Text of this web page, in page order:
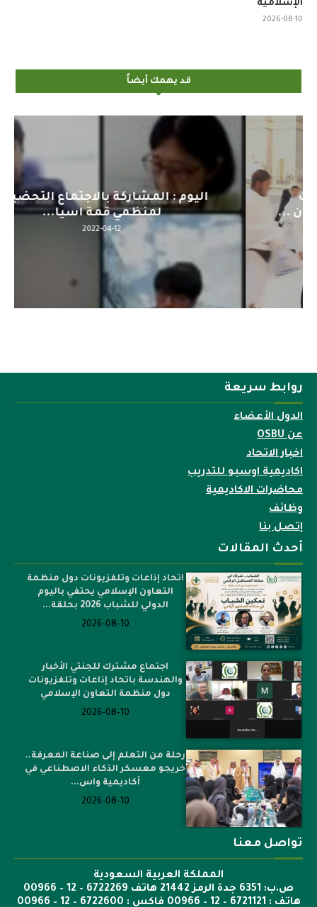
الإسلامية
2026-08-10
قد يهمك أيضاً
اليوم : المشاركة بالاجتماع التحضيري
لمنظمي قمة اسيا...
2022-04-12
روابط سريعة
الدول الأعضاء
عن OSBU
اخبار الاتحاد
اكاديمية اوسبو للتدريب
محاضرات الاكاديمية
وظائف
إتصل بنا
أحدث المقالات
اتحاد إذاعات وتلفزيونات دول منظمة
التعاون الإسلامي يحتفي باليوم
الدولي للشباب 2026 بحلقة...
2026-08-10
اجتماع مشترك للجنتي الأخبار
والهندسة باتحاد إذاعات وتلفزيونات
دول منظمة التعاون الإسلامي
2026-08-10
رحلة من التعلم إلى صناعة المعرفة..
خريجو معسكر الذكاء الاصطناعي في
أكاديمية واس...
2026-08-10
تواصل معنا
المملكة العربية السعودية
ص.ب: 6351 جدة الرمز 21442 هاتف 6722269 – 12 – 00966